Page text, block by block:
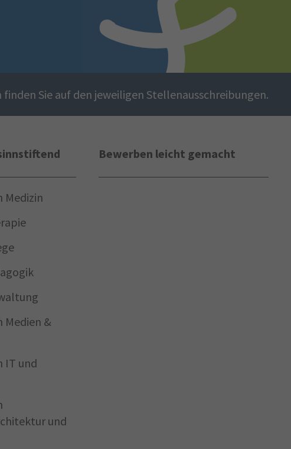
Sie auf den jeweiligen Stellenausschreibungen.
Medizin
Medien &
IT und
und
Bewerben leicht gemacht